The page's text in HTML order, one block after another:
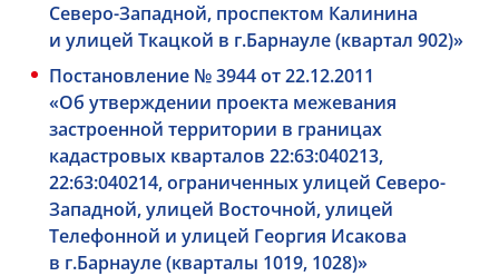
Северо-Западной, проспектом Калинина
и улицей Ткацкой в г.Барнауле (квартал 902)»
Постановление № 3944 от 22.12.2011
«Об утверждении проекта межевания
застроенной территории в границах
кадастровых кварталов 22:63:040213,
22:63:040214, ограниченных улицей Северо-
Западной, улицей Восточной, улицей
Телефонной и улицей Георгия Исакова
в г.Барнауле (кварталы 1019, 1028)»